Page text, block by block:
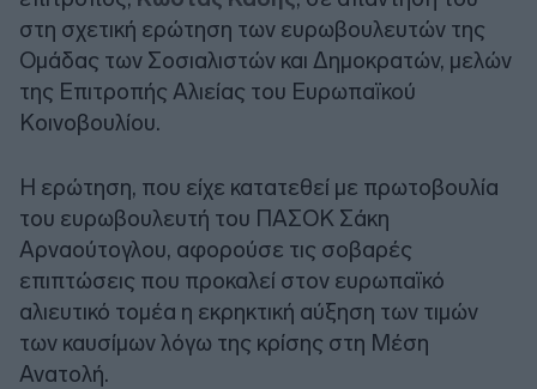
στη σχετική ερώτηση των ευρωβουλευτών της
Ομάδας των Σοσιαλιστών και Δημοκρατών, μελών
της Επιτροπής Αλιείας του Ευρωπαϊκού
Κοινοβουλίου.
Η ερώτηση, που είχε κατατεθεί με πρωτοβουλία
του ευρωβουλευτή του ΠΑΣΟΚ Σάκη
Αρναούτογλου, αφορούσε τις σοβαρές
επιπτώσεις που προκαλεί στον ευρωπαϊκό
αλιευτικό τομέα η εκρηκτική αύξηση των τιμών
των καυσίμων λόγω της κρίσης στη Μέση
Ανατολή.